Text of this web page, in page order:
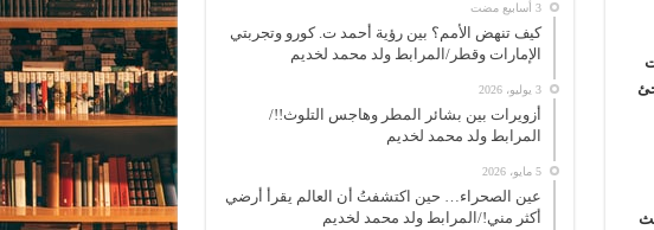
‏3 أسابيع مضت
كيف تنهض الأمم؟ بين رؤية أحمد ت. كورو وتجربتي
الإمارات وقطر/المرابط ولد محمد لخديم
3 يوليو، 2026
أزويرات بين بشائر المطر وهاجس التلوث!!/
المرابط ولد محمد لخديم
5 مايو، 2026
عين الصحراء… حين اكتشفتُ أن العالم يقرأ أرضي
أكثر مني!/المرابط ولد محمد لخديم